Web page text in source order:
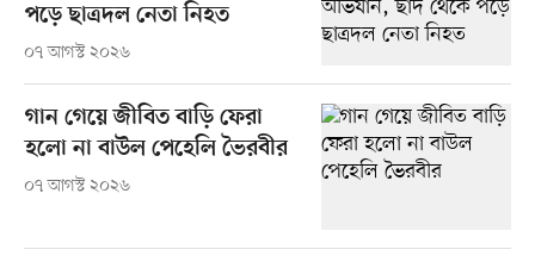
পড়ে ছাত্রদল নেতা নিহত
০৭ আগস্ট ২০২৬
গান গেয়ে জীবিত বাড়ি ফেরা
হলো না বাউল পেহেলি ভৈরবীর
০৭ আগস্ট ২০২৬